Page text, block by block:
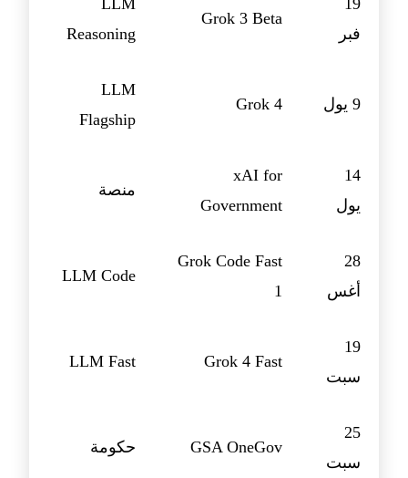
19
فبر
Grok 3 Beta
LLM
Reasoning
9 يول Grok 4
LLM
Flagship
14
يول
xAI for
Government
منصة
28
أغس
Grok Code Fast
1
LLM Code
19
سبت
Grok 4 Fast
LLM Fast
25
سبت
GSA OneGov حكومة